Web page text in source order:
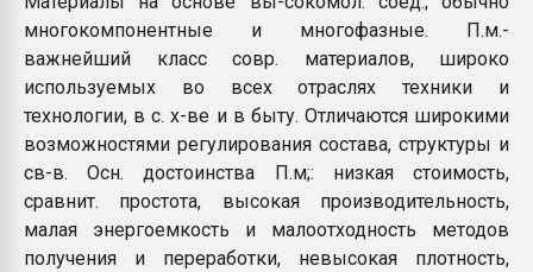
Всё, что касается
бутылок
ПЕРЕЙТИ НА
многокомпонентные и многофазные. П.м.-
важнейший класс совр. материалов, широко
используемых во всех отраслях техники и
технологии, в с. х-ве и в быту. Отличаются широкими
возможностями регулирования состава, структуры и
св-в. Осн. достоинства П.м;: низкая стоимость,
сравнит. простота, высокая производительность,
малая энергоемкость и малоотходность методов
получения и переработки, невысокая плотность,